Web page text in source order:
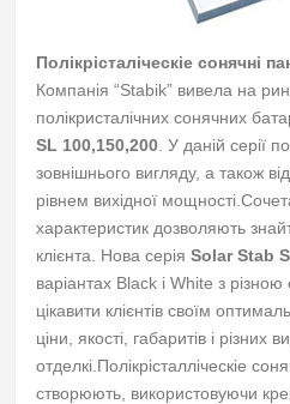
Полікрісталіческіе сонячні
Компанія “Stabik” вивела на
полікристалічних сонячних
SL 100,150,200 .У даній серії
зовнішнього вигляду, а також
рівнем вихідної
характеристик дозволяють
клієнта. Нова серіяSolar Stab
варіантах Black і White з
цікавити клієнтів своїм
ціни, якості, габаритів і різних
отделкі.Полікрісталліческіе
створюють, використовуючи